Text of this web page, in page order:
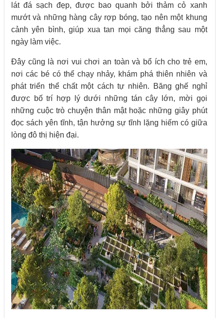
lát đá sạch đẹp, được bao quanh bởi thảm cỏ xanh
mướt và những hàng cây rợp bóng, tạo nên một khung
cảnh yên bình, giúp xua tan mọi căng thẳng sau một
ngày làm việc.
Đây cũng là nơi vui chơi an toàn và bổ ích cho trẻ em,
nơi các bé có thể chạy nhảy, khám phá thiên nhiên và
phát triển thể chất một cách tự nhiên. Băng ghế nghỉ
được bố trí hợp lý dưới những tán cây lớn, mời gọi
những cuộc trò chuyện thân mật hoặc những giây phút
đọc sách yên tĩnh, tận hưởng sự tĩnh lặng hiếm có giữa
lòng đô thị hiện đại.